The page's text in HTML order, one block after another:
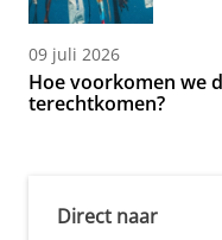
09 juli 2026
Hoe voorkomen we
terechtkomen?
Direct naar